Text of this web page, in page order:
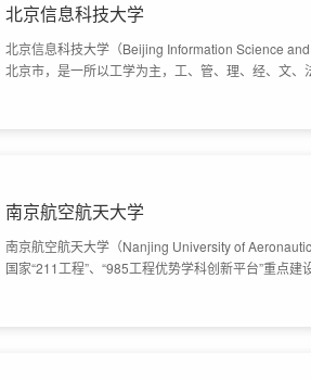
北京信息科技大学
北京信息科技大学（Beijing Information Science
北京市，是一所以工学为主，工、管、理、经、文、
南京航空航天大学
南京航空航天大学（Nanjing University of
国家“211工程”、“985工程优势学科创新平台”重点